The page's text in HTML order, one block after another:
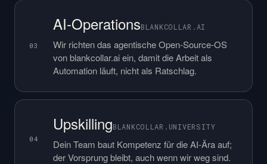
03
AI-OperationsBLANKCOLLAR.AI
Wir richten das agentische Open-Source-OS
von blankcollar.ai ein, damit die Arbeit als
Automation läuft, nicht als Ratschlag.
04
UpskillingBLANKCOLLAR.UNIVERSITY
Dein Team baut Kompetenz für die AI-Ära auf;
der Vorsprung bleibt, auch wenn wir weg sind.